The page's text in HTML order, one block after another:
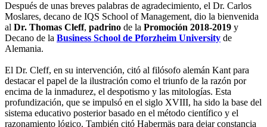
Después de unas breves palabras de agradecimiento, el Dr. Carlos
Moslares, decano de IQS School of Management, dio la bienvenida
al Dr. Thomas Cleff, padrino de la Promoción 2018-2019 y
Decano de la Business School de Pforzheim University de
Alemania.
El Dr. Cleff, en su intervención, citó al filósofo alemán Kant para
destacar el papel de la ilustración como el triunfo de la razón por
encima de la inmadurez, el despotismo y las mitologías. Esta
profundización, que se impulsó en el siglo XVIII, ha sido la base del
sistema educativo posterior basado en el método científico y el
razonamiento lógico. También citó Habermäs para dejar constancia